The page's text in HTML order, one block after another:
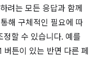
려는 모든 응답과 함께
해 구체적인 필요에 따
할 수 있습니다. 예를
튼이 있는 반면 다른 페